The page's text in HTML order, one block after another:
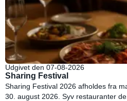
Udgivet den 07-08-2026
Sharing Festival
Sharing Festival 2026 afholdes fra
30. august 2026. Syv restauranter